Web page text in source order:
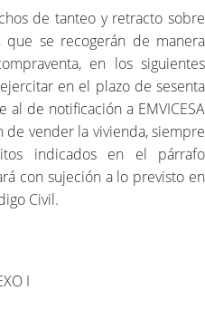
de tanteo y retracto sobre
que se recogerán de manera
en los siguientes
en el plazo de sesenta
de notificación a EMVICESA
vender la vivienda, siempre
indicados en el párrafo
con sujeción a lo previsto en
Civil.
I